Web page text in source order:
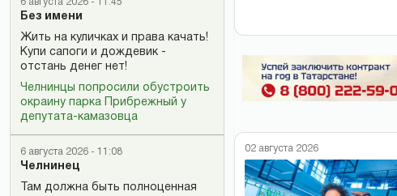
6 августа 2026 - 11:45
Без имени
Жить на куличках и права качать!
Купи сапоги и дождевик -
отстань денег нет!
Челнинцы попросили обустроить
окраину парка Прибрежный у
депутата-камазовца
6 августа 2026 - 11:08
Челнинец
Там должна быть полноценная
02 августа 2026